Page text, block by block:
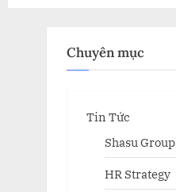
Chuyên mục
Tin Tức
Shasu Group
HR Strategy